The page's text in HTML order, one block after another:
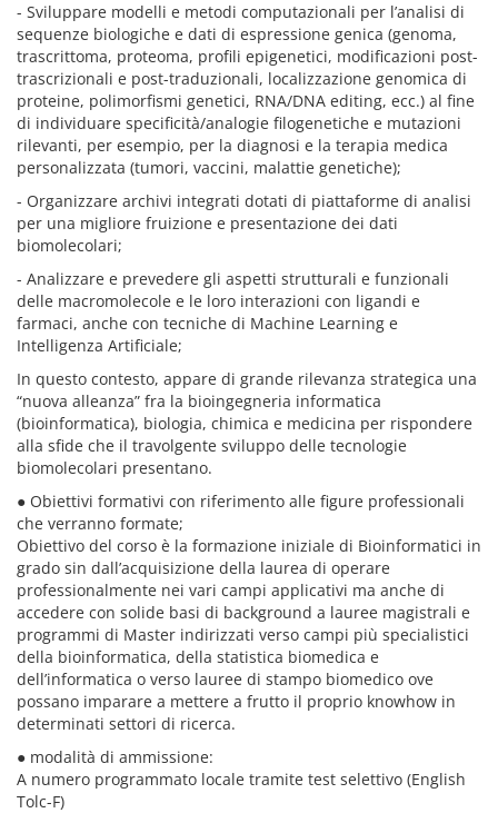
- Sviluppare modelli e metodi computazionali per l’analisi di
sequenze biologiche e dati di espressione genica (genoma,
trascrittoma, proteoma, profili epigenetici, modificazioni post-
trascrizionali e post-traduzionali, localizzazione genomica di
proteine, polimorfismi genetici, RNA/DNA editing, ecc.) al fine
di individuare specificità/analogie filogenetiche e mutazioni
rilevanti, per esempio, per la diagnosi e la terapia medica
personalizzata (tumori, vaccini, malattie genetiche);
- Organizzare archivi integrati dotati di piattaforme di analisi
per una migliore fruizione e presentazione dei dati
biomolecolari;
- Analizzare e prevedere gli aspetti strutturali e funzionali
delle macromolecole e le loro interazioni con ligandi e
farmaci, anche con tecniche di Machine Learning e
Intelligenza Artificiale;
In questo contesto, appare di grande rilevanza strategica una
“nuova alleanza” fra la bioingegneria informatica
(bioinformatica), biologia, chimica e medicina per rispondere
alla sfide che il travolgente sviluppo delle tecnologie
biomolecolari presentano.
● Obiettivi formativi con riferimento alle figure professionali
che verranno formate;
Obiettivo del corso è la formazione iniziale di Bioinformatici in
grado sin dall’acquisizione della laurea di operare
professionalmente nei vari campi applicativi ma anche di
accedere con solide basi di background a lauree magistrali e
programmi di Master indirizzati verso campi più specialistici
della bioinformatica, della statistica biomedica e
dell’informatica o verso lauree di stampo biomedico ove
possano imparare a mettere a frutto il proprio knowhow in
determinati settori di ricerca.
● modalità di ammissione:
A numero programmato locale tramite test selettivo (English
Tolc-F)